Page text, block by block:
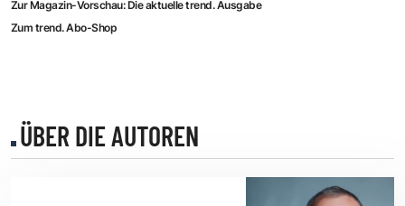
Zur Magazin-Vorschau: Die aktuelle trend. Ausgabe
Zum trend. Abo-Shop
ÜBER DIE AUTOREN